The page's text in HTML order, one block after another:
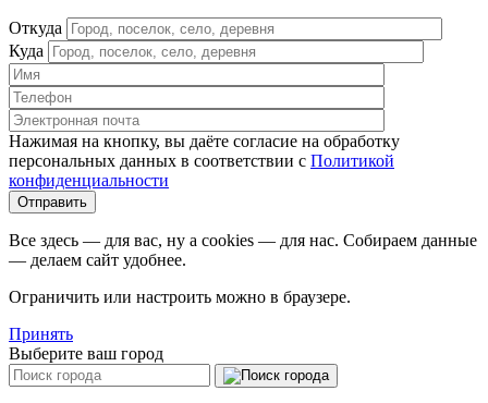
Откуда
Куда
Нажимая на кнопку, вы даёте согласие на обработку
персональных данных в соответствии c Политикой
конфиденциальности
Все здесь — для вас, ну а cookies — для нас. Собираем данные
— делаем сайт удобнее.
Ограничить или настроить можно в браузере.
Принять
Выберите ваш город